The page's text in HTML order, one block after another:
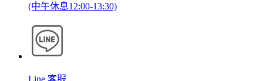
(中午休息12:00-13:30)
Line 客服